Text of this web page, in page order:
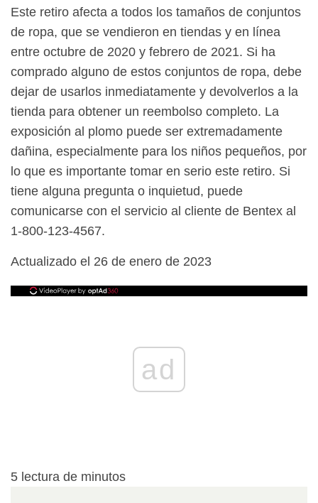
Este retiro afecta a todos los tamaños de conjuntos
de ropa, que se vendieron en tiendas y en línea
entre octubre de 2020 y febrero de 2021. Si ha
comprado alguno de estos conjuntos de ropa, debe
dejar de usarlos inmediatamente y devolverlos a la
tienda para obtener un reembolso completo. La
exposición al plomo puede ser extremadamente
dañina, especialmente para los niños pequeños, por
lo que es importante tomar en serio este retiro. Si
tiene alguna pregunta o inquietud, puede
comunicarse con el servicio al cliente de Bentex al
1-800-123-4567.
Actualizado el 26 de enero de 2023
ad
5 lectura de minutos